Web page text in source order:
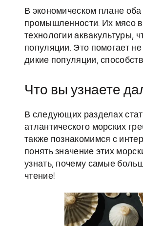
В экономическом плане
промышленности. Их мясо
технологии аквакультуры,
популяции. Это помогает
дикие популяции,
Что вы узнаете
В следующих разделах
атлантического морских
также познакомимся с
понять значение этих
узнать, почему самые
чтение!